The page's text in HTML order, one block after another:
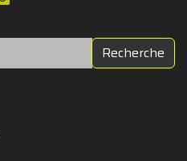
Recherche